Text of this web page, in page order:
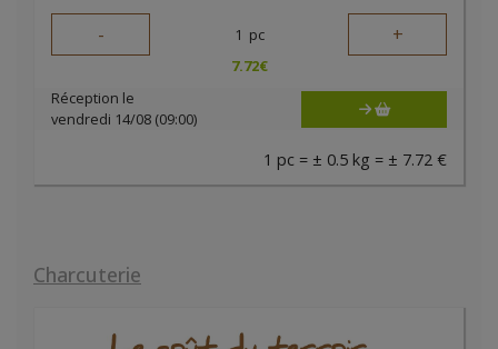
- 1 pc +
7.72€
Réception le
vendredi 14/08 (09:00)
1 pc = ± 0.5 kg = ± 7.72 €
Charcuterie